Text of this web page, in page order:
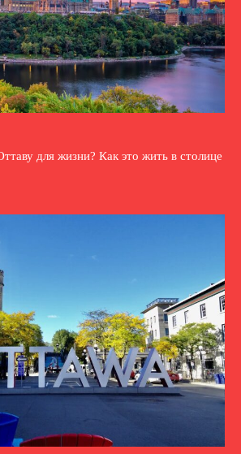
для жизни? Как это жить в столице